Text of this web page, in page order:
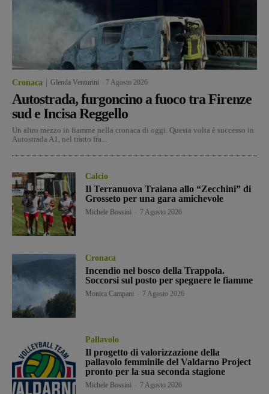
Cronaca Glenda Venturini 7 Agosto 2026
Autostrada, furgoncino a fuoco tra Firenze
sud e Incisa Reggello
Un altro mezzo in fiamme nella cronaca di oggi. Questa volta è successo in
Autostrada A1, nel tratto fra...
Calcio
Il Terranuova Traiana allo “Zecchini” di
Grosseto per una gara amichevole
Michele Bossini 7 Agosto 2026
Cronaca
Incendio nel bosco della Trappola.
Soccorsi sul posto per spegnere le fiamme
Monica Campani 7 Agosto 2026
Pallavolo
Il progetto di valorizzazione della
pallavolo femminile del Valdarno Project
pronto per la sua seconda stagione
Michele Bossini 7 Agosto 2026